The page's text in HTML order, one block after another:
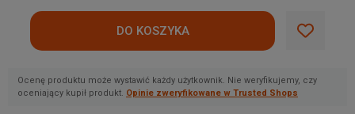
Ocenę produktu może wystawić każdy użytkownik. Nie weryfikujemy, czy
oceniający kupił produkt. Opinie zweryfikowane w Trusted Shops